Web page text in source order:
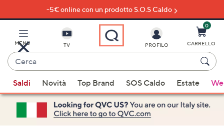
al
principale
-5€ online con un prodotto S.O.S Caldo
MENU TV
Cerca
sono
disponibili
suggerimenti,
usa
PROFILO
0
CARRELLO
Saldi Novità Top Brand SOS Caldo Estate